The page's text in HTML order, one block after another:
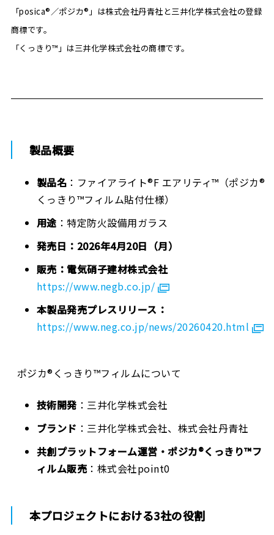
「posica®／ポジカ®」は株式会社丹青社と三井化学株式会社の登録
商標です。
「くっきり™」は三井化学株式会社の商標です。
製品概要
製品名 ：ファイアライト®F エアリティ™（ポジカ®
くっきり™フィルム貼付仕様）
用途 ：特定防火設備用ガラス
発売日：2026年4月20日（月）
販売：電気硝子建材株式会社
https://www.negb.co.jp/
本製品発売プレスリリース：
https://www.neg.co.jp/news/20260420.html
ポジカ®くっきり™フィルムについて
技術開発：三井化学株式会社
ブランド ：三井化学株式会社、株式会社丹青社
共創プラットフォーム運営・ポジカ®くっきり™フ
ィルム販売：株式会社point0
本プロジェクトにおける3社の役割